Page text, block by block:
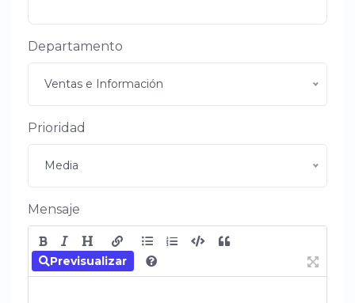
Departamento
Ventas e Información
Prioridad
Media
Mensaje
Previsualizar